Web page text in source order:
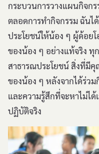
กระบวนการวางแผนกิจก
ตลอดการทำกิจกรรม ฉันไ
ประโยชน์ให้น้อง ๆ ผู้ด้อยโ
ของน้อง ๆ อย่างแท้จริง ทุ
สาธารณประโยชน์ สิ่งที่มี
ของน้อง ๆ หลังจากได้ร่ว
และความรู้สึกที่จะหาไม่ได้
ปฏิบัติจริง